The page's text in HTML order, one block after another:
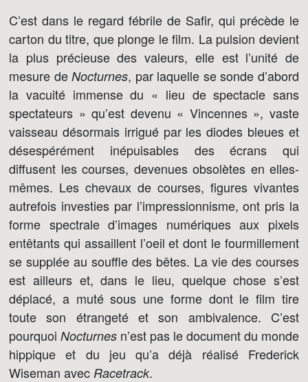
C’est dans le regard fébrile de Safir, qui précède le
carton du titre, que plonge le film. La pulsion devient
la plus précieuse des valeurs, elle est l’unité de
mesure deNocturnes, par laquelle se sonde d’abord
la vacuité immense du « lieu de spectacle sans
spectateurs » qu’est devenu « Vincennes », vaste
vaisseau désormais irrigué par les diodes bleues et
désespérément inépuisables des écrans qui
diffusent les courses, devenues obsolètes en elles-
mêmes. Les chevaux de courses, figures vivantes
autrefois investies par l’impressionnisme, ont pris la
forme spectrale d’images numériques aux pixels
entêtants qui assaillent l’oeil et dont le fourmillement
se supplée au souffle des bêtes. La vie des courses
est ailleurs et, dans le lieu, quelque chose s’est
déplacé, a muté sous une forme dont le film tire
toute son étrangeté et son ambivalence. C’est
pourquoi Nocturnes n’est pas le document du monde
hippique et du jeu qu’a déjà réalisé Frederick
Wiseman avec Racetrack.